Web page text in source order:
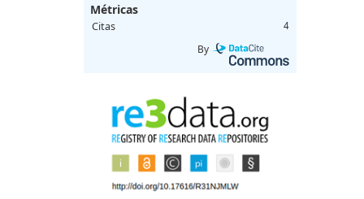
Métricas
Citas 4
By